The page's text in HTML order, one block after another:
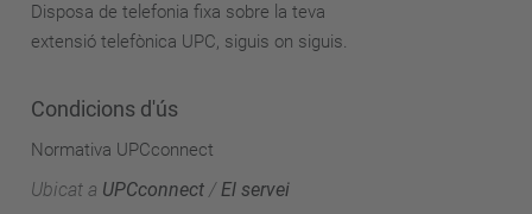
Disposa de telefonia fixa sobre la teva
extensió telefònica UPC, siguis on siguis.
Condicions d'ús
Normativa UPCconnect
Ubicat a UPCconnect / El servei